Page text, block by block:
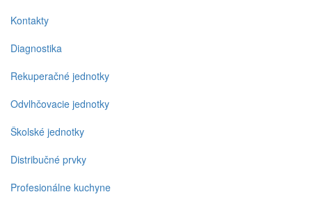
Kontakty
Diagnostika
Rekuperačné jednotky
Odvlhčovacie jednotky
Školské jednotky
Distribučné prvky
Profesionálne kuchyne